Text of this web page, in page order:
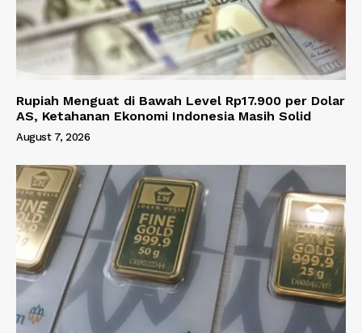
Rupiah Menguat di Bawah Level Rp17.900 per Dolar
AS, Ketahanan Ekonomi Indonesia Masih Solid
August 7, 2026